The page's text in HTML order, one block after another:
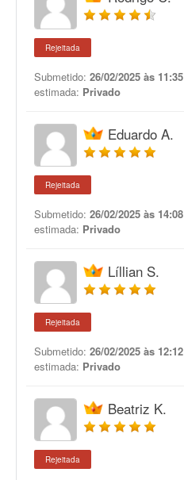
Rejeitada
Submetido: 26/02/2025 às 11:35
estimada: Privado
Eduardo A.
Rejeitada
Submetido: 26/02/2025 às 14:08
estimada: Privado
Líllian S.
Rejeitada
Submetido: 26/02/2025 às 12:12
estimada: Privado
Beatriz K.
Rejeitada